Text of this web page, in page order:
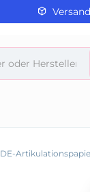
DE-